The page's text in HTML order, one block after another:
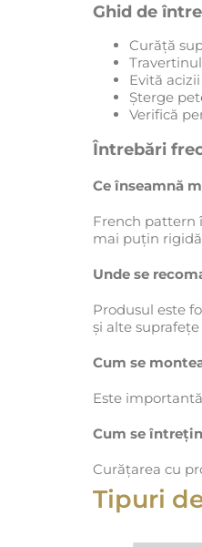
Ghid de
Curăță
Evită
Șterge
Verifică
Întrebări
Ce înseamnă
French pattern
mai puțin
Unde se
Produsul este
și alte
Cum se
Este
Cum se
Curățarea cu
Tipuri